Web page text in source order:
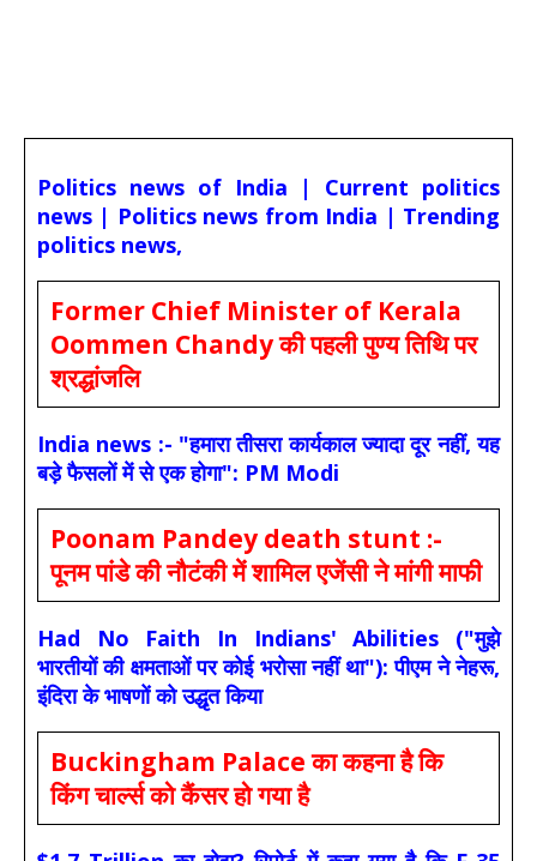
Politics news of India | Current politics
news | Politics news from India | Trending
politics news,
Former Chief Minister of Kerala
Oommen Chandy की पहली पुण्य तिथि पर
श्रद्धांजलि
India news :- "हमारा तीसरा कार्यकाल ज्यादा दूर नहीं, यह
बड़े फैसलों में से एक होगा": PM Modi
Poonam Pandey death stunt :-
पूनम पांडे की नौटंकी में शामिल एजेंसी ने मांगी माफी
Had No Faith In Indians' Abilities ("मुझे
भारतीयों की क्षमताओं पर कोई भरोसा नहीं था"): पीएम ने नेहरू,
इंदिरा के भाषणों को उद्धृत किया
Buckingham Palace का कहना है कि
किंग चार्ल्स को कैंसर हो गया है